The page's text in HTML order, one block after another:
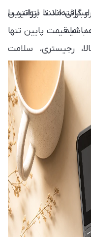
تا بتوانید با
باشید.
مانند ارزانترین
اما قیمت پایین تنها
رجیستری، سلامت
زیادی دارند و
شوند.